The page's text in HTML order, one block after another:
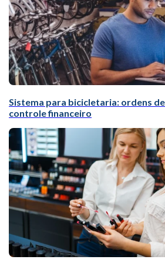
Sistema para bicicletaria: ordens
controle financeiro